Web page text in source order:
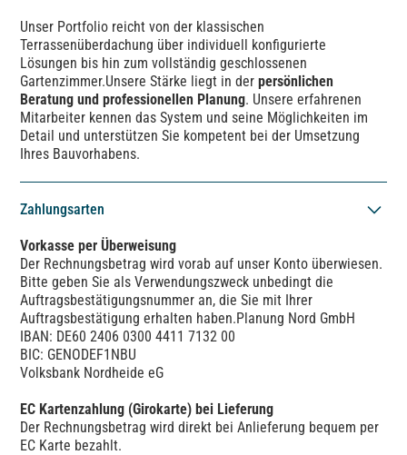
Unser Portfolio reicht von der klassischen
Terrassenüberdachung über individuell konfigurierte
Lösungen bis hin zum vollständig geschlossenen
Gartenzimmer.Unsere Stärke liegt in derpersönlichen
Beratung und professionellen Planung. Unsere erfahrenen
Mitarbeiter kennen das System und seine Möglichkeiten im
Detail und unterstützen Sie kompetent bei der Umsetzung
Ihres Bauvorhabens.
Zahlungsarten
Vorkasse per Überweisung
Der Rechnungsbetrag wird vorab auf unser Konto überwiesen.
Bitte geben Sie als Verwendungszweck unbedingt die
Auftragsbestätigungsnummer an, die Sie mit Ihrer
Auftragsbestätigung erhalten haben.Planung Nord GmbH
IBAN: DE60 2406 0300 4411 7132 00
BIC: GENODEF1NBU
Volksbank Nordheide eG
EC Kartenzahlung (Girokarte) bei Lieferung
Der Rechnungsbetrag wird direkt bei Anlieferung bequem per
EC Karte bezahlt.